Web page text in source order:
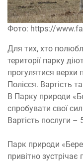
Фото: https://
Для тих, хто
території парку
прогулятися
Полісся. Вартість
В Парку природи
спробувати свої
Вартість послуги –
Парк природи
привітно